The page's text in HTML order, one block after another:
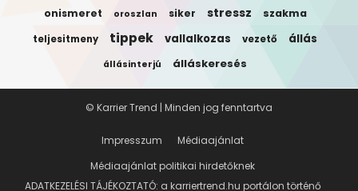
onismeret oroszlan siker stressz szakma
teljesitmeny tippek vallalkozas vezető állás
állásinterjú álláskeresés
Impresszum
Médiaajánlat
Médiaajánlat politikai hirdetőknek
ADATKEZELÉSI TÁJÉKOZTATÓ: a karriertrend.hu portálon történő
© Karrier Trend | Minden jog fenntartva